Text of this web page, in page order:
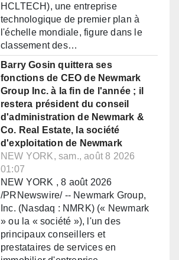
HCLTECH), une entreprise
technologique de premier plan à
l'échelle mondiale, figure dans le
classement des…
Barry Gosin quittera ses
fonctions de CEO de Newmark
Group Inc. à la fin de l'année ; il
restera président du conseil
d'administration de Newmark &
Co. Real Estate, la société
d'exploitation de Newmark
NEW YORK, sam., août 8 2026
01:07
NEW YORK , 8 août 2026
/PRNewswire/ -- Newmark Group,
Inc. (Nasdaq : NMRK) (« Newmark
» ou la « société »), l'un des
principaux conseillers et
prestataires de services en